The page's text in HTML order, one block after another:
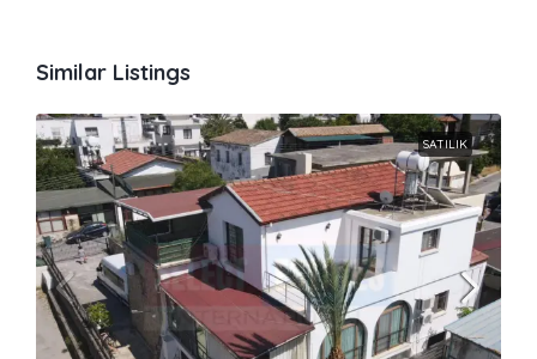
Similar Listings
SATILIK